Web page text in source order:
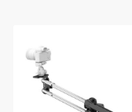
Противага
2,5 кг